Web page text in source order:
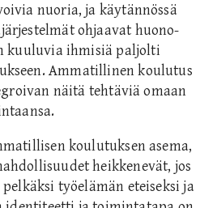
nuoria, ja käytännössä
ohjaavat huono-
kuuluvia ihmisiä paljolti
Ammatillinen koulutus
näitä tehtäviä omaan
koulutuksen asema,
heikkenevät, jos
työelämän eteiseksi ja